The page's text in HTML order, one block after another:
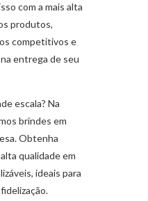
com a mais alta
produtos,
competitivos e
entrega de seu
escala? Na
brindes em
Obtenha
qualidade em
ideais para